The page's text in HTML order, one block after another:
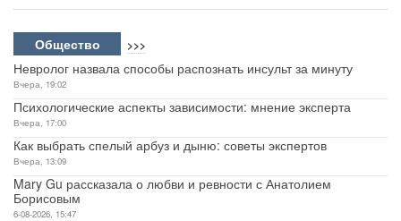
Общество >>>
Невролог назвала способы распознать инсульт за минуту
Вчера, 19:02
Психологические аспекты зависимости: мнение эксперта
Вчера, 17:00
Как выбрать спелый арбуз и дыню: советы экспертов
Вчера, 13:09
Mary Gu рассказала о любви и ревности с Анатолием
Борисовым
6-08-2026, 15:47